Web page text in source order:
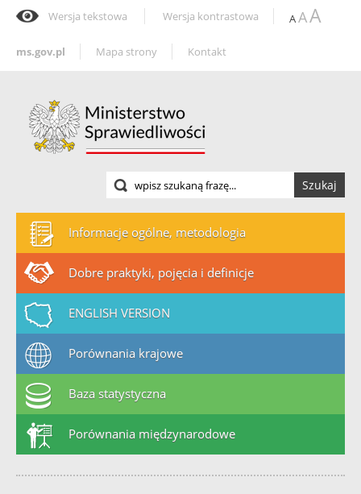
Wersja tekstowa Wersja kontrastowa AAA
ms.gov.pl Mapa strony Kontakt
Szukaj
Informacje ogólne, metodologia
Dobre praktyki, pojęcia i definicje
ENGLISH VERSION
Porównania krajowe
Baza statystyczna
Porównania międzynarodowe